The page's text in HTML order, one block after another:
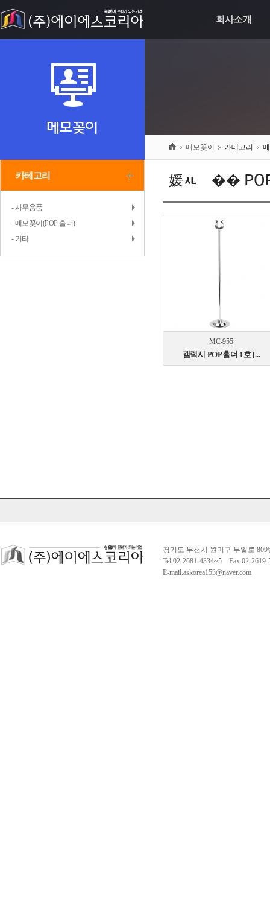
회사소개
메모꽂이
카테고리
- 사무용품
- 메모꽂이(POP 홀더)
- 기타
메모꽂이 카테고리
媛ㅻ윮��
MC-955
갤럭시 POP홀더 1호 [...
경기도 부천시 원미구 부일로
Tel.02-2681-4334~5 Fax.02-
E-mail.askorea153@naver.com